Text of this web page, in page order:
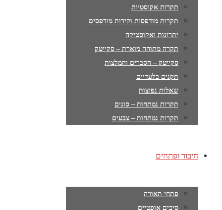
תקרות אקוסטיות
תקרות מודפסות וקירות מודפסים
יתרונות ואקוסטיקה
תקרה מתוחה מוארת – סקייטק
סקייטק – הסברים והמלצות
תקנים בלעדיים
שאלות נפוצות
תקרות נמתחות – סוגים
תקרות נמתחות – צבעים
חיבור ופתחים
פתחי תאורה
סיבים אופטיים